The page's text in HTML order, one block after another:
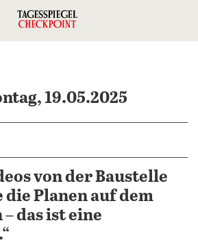
19.05.2025
von der Baustelle
die Planen auf dem
das ist eine